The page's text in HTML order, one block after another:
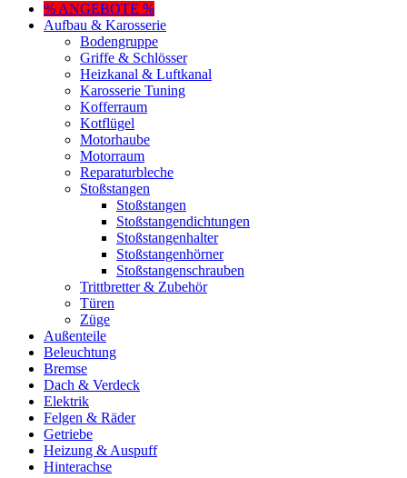
% ANGEBOTE %
Aufbau & Karosserie
Bodengruppe
Griffe & Schlösser
Heizkanal & Luftkanal
Karosserie Tuning
Kofferraum
Kotflügel
Motorhaube
Motorraum
Reparaturbleche
Stoßstangen
Stoßstangen
Stoßstangendichtungen
Stoßstangenhalter
Stoßstangenhörner
Stoßstangenschrauben
Trittbretter & Zubehör
Türen
Züge
Außenteile
Beleuchtung
Bremse
Dach & Verdeck
Elektrik
Felgen & Räder
Getriebe
Heizung & Auspuff
Hinterachse